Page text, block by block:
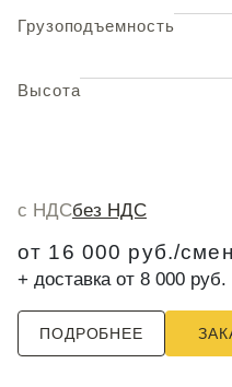
Грузоподъемность
Высота
с НДСбез НДС
от 16 000 руб./
+ доставка от 8 000 руб.
ПОДРОБНЕЕ